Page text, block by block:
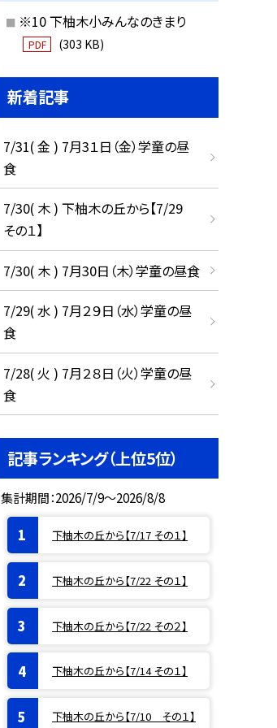
※10 下柚木小みんなのきまり
PDF (303 KB)
新着記事
7/31( 金 ) 7月3１日（金）学童の昼
食
7/30( 木 ) 下柚木の丘から【7/29
その１】
7/30( 木 ) 7月30日（木）学童の昼食
7/29( 水 ) 7月２９日（水）学童の昼
食
7/28( 火 ) 7月２８日（火）学童の昼
食
記事ランキング（上位5位）
集計期間：2026/7/9～2026/8/8
下柚木の丘から【7/17 その１】
下柚木の丘から【7/22 その１】
下柚木の丘から【7/22 その２】
下柚木の丘から【7/14 その１】
下柚木の丘から【7/10 その１】